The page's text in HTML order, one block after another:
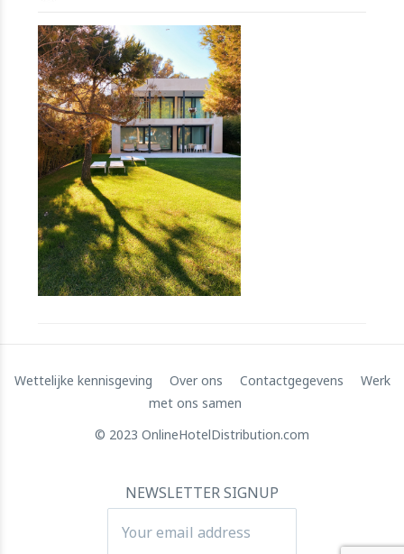
RateGain's $72 miljoen kapitaalverhoging: Een
strategische sprong naar wereldwijde dominantie
11 July 2024
Wettelijke kennisgeving Over ons Contactgegevens
Werk
met ons samen
© 2023 OnlineHotelDistribution.com
NEWSLETTER SIGNUP